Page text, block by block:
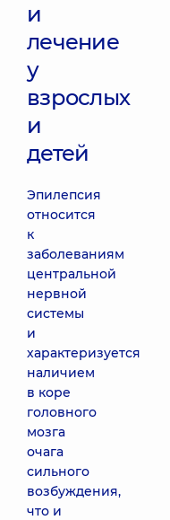
и
лечение
у
взрослых
и
детей
Эпилепсия
относится
к
заболеваниям
центральной
нервной
системы
и
характеризуется
наличием
в коре
головного
мозга
очага
сильного
возбуждения,
что и